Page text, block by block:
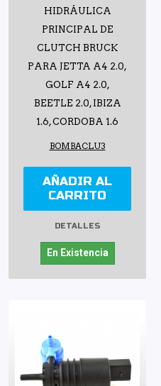
HIDRÁULICA
PRINCIPAL DE
CLUTCH BRUCK
PARA JETTA A4 2.0,
GOLF A4 2.0,
BEETLE 2.0, IBIZA
1.6, CORDOBA 1.6
BOMBACLU3
AÑADIR AL
CARRITO
DETALLES
En Existencia